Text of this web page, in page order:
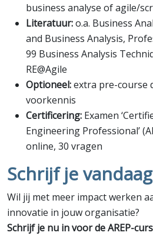
business analyse of agile/
Literatuur:o.a. Business
and Business Analysis,
99 Business Analysis
RE@Agile
Optioneel:extra pre-course
voorkennis
Certificering: Examen
Engineering Professional’
online, 30 vragen
Schrijf je
Wil jij met meer impact werken
innovatie in jouw organisatie?
Schrijf je nu in voor de AREP-